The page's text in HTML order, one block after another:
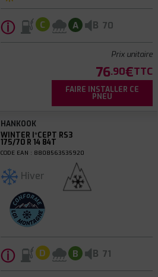
ⓘ C A B 70
Prix unitaire
76.90€TTC
FAIRE INSTALLER CE
PNEU
HANKOOK
WINTER I*CEPT RS3
175/70 R 14 84T
CODE EAN : 8808563535920
Hiver
ⓘ D B B 71